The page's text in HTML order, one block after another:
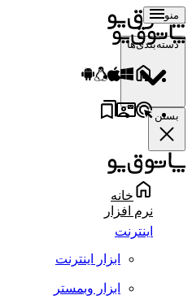
منو
دسته‌بندی‌ها
بستن
خانه
نرم افزار
اینترنت
ابزار اینترنت
ابزار وبمستر